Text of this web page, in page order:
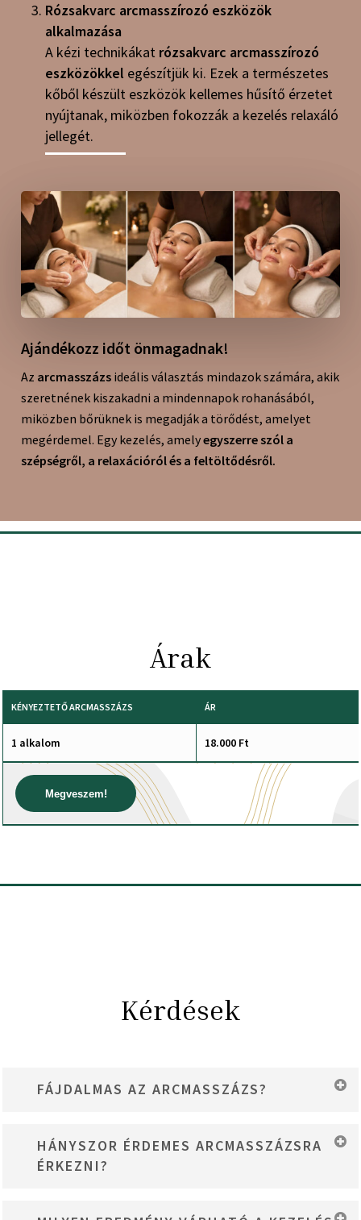
Rózsakvarc arcmasszírozó eszközök
alkalmazása
A kézi technikákat rózsakvarc arcmasszírozó
eszközökkel egészítjük ki. Ezek a természetes
kőből készült eszközök kellemes hűsítő érzetet
nyújtanak, miközben fokozzák a kezelés relaxáló
jellegét.
Ajándékozz időt önmagadnak!
Az arcmasszázsideális választás mindazok számára, akik
szeretnének kiszakadni a mindennapok rohanásából,
miközben bőrüknek is megadják a törődést, amelyet
megérdemel. Egy kezelés, amelyegyszerre szól a
szépségről, a relaxációról és a feltöltődésről.
Árak
KÉNYEZTETŐ ARCMASSZÁZS ÁR
1 alkalom 18.000 Ft
Megveszem!
Kérdések
FÁJDALMAS AZ ARCMASSZÁZS?
mozdulatok gyengédek, ugyanakkor célzottak, így segítenek
oldani az arcizmokban felhalmozódott feszültséget és támogatják
HÁNYSZOR ÉRDEMES ARCMASSZÁZSRA
ÉRKEZNI?